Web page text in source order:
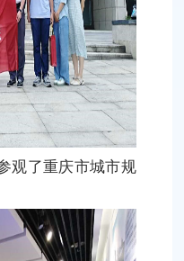
观了重庆市城市规